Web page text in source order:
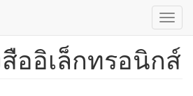
ออิเล็กทรอนิกส์